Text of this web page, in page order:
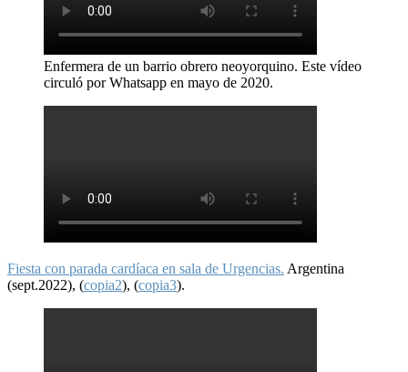
Enfermera de un barrio obrero neoyorquino. Este vídeo
circuló por Whatsapp en mayo de 2020.
Fiesta con parada cardíaca en sala de Urgencias. Argentina
(sept.2022), (copia2), (copia3).